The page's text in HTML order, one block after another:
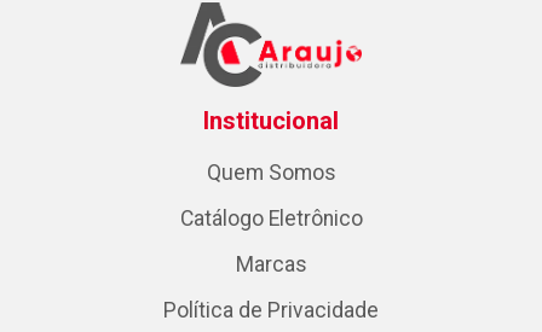
Institucional
Quem Somos
Catálogo Eletrônico
Marcas
Política de Privacidade